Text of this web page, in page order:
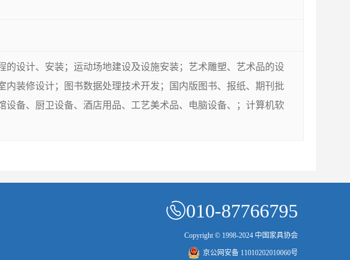
设计、安装；运动场地建设及设施安装；艺术雕塑、艺术品的设
装修设计；图书数据处理技术开发；国内版图书、报纸、期刊批
备、厨卫设备、酒店用品、工艺美术品、电脑设备、；计算机软
010-87766795
Copyright © 1998-2024 中国家具协会
京公网安备 11010202010060号